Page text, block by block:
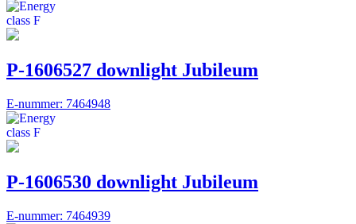
P-1606527 downlight Jubileum
E-nummer: 7464948
P-1606530 downlight Jubileum
E-nummer: 7464939